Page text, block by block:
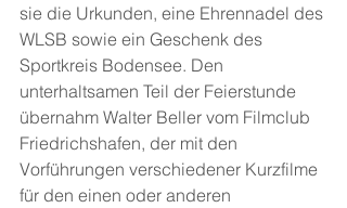
sie die Urkunden, eine Ehrennadel des
WLSB sowie ein Geschenk des
Sportkreis Bodensee. Den
unterhaltsamen Teil der Feierstunde
übernahm Walter Beller vom Filmclub
Friedrichshafen, der mit den
Vorführungen verschiedener Kurzfilme
für den einen oder anderen